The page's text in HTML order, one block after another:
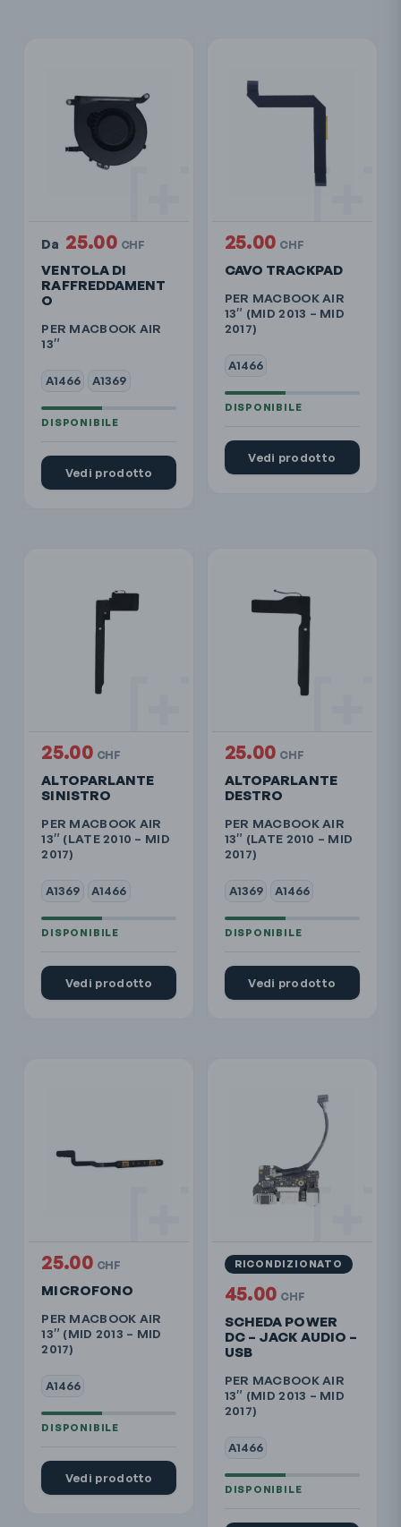
VENTOLA DI
RAFFREDDAMENT
O
PER MACBOOK AIR
13″
A1466 A1369
Da 25.00 CHF
Vedi prodotto
CAVO TRACKPAD
PER MACBOOK AIR
13″ (MID 2013 – MID
2017)
A1466
25.00 CHF
Vedi prodotto
ALTOPARLANTE
SINISTRO
PER MACBOOK AIR
13″ (LATE 2010 – MID
2017)
A1369 A1466
25.00 CHF
Vedi prodotto
ALTOPARLANTE
DESTRO
PER MACBOOK AIR
13″ (LATE 2010 – MID
2017)
A1369 A1466
25.00 CHF
Vedi prodotto
MICROFONO
PER MACBOOK AIR
13″ (MID 2013 – MID
2017)
A1466
25.00 CHF
Vedi prodotto
SCHEDA POWER
DC – JACK AUDIO –
USB
PER MACBOOK AIR
13″ (MID 2013 – MID
2017)
A1466
RICONDIZIONATO
45.00 CHF